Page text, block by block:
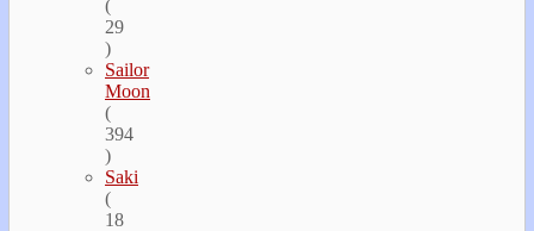
(
29
)
Sailor
Moon
(
394
)
Saki
(
18